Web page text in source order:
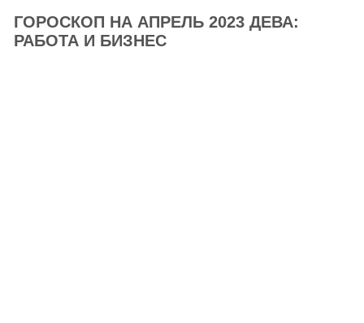
ГОРОСКОП НА АПРЕЛЬ 2023 ДЕВА:
РАБОТА И БИЗНЕС